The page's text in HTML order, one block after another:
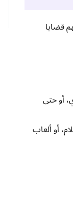
قضايا
أو حتى
أو ألعاب